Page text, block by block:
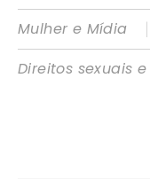
Mulher e Mídia
|
Direitos sexuais